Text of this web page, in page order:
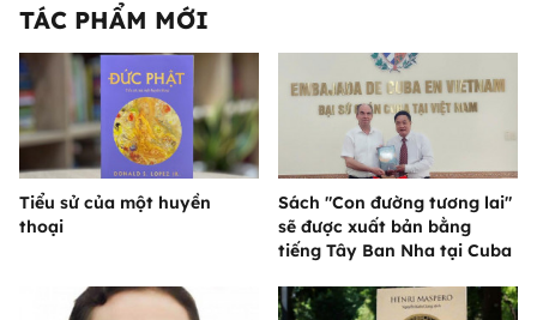
TÁC PHẨM MỚI
Tiểu sử của một huyền
thoại
Sách "Con đường tương lai"
sẽ được xuất bản bằng
tiếng Tây Ban Nha tại Cuba